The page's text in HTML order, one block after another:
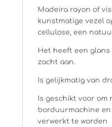
Madeira rayon of
kunstmatige vezel
cellulose, een
Het heeft een glans
zacht aan.
Is gelijkmatig van
Is geschikt voor om
borduurmachine
verwerkt te worden